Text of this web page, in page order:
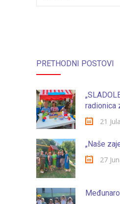
PRETHODNI POSTOVI
radionica
21
„Naše
27